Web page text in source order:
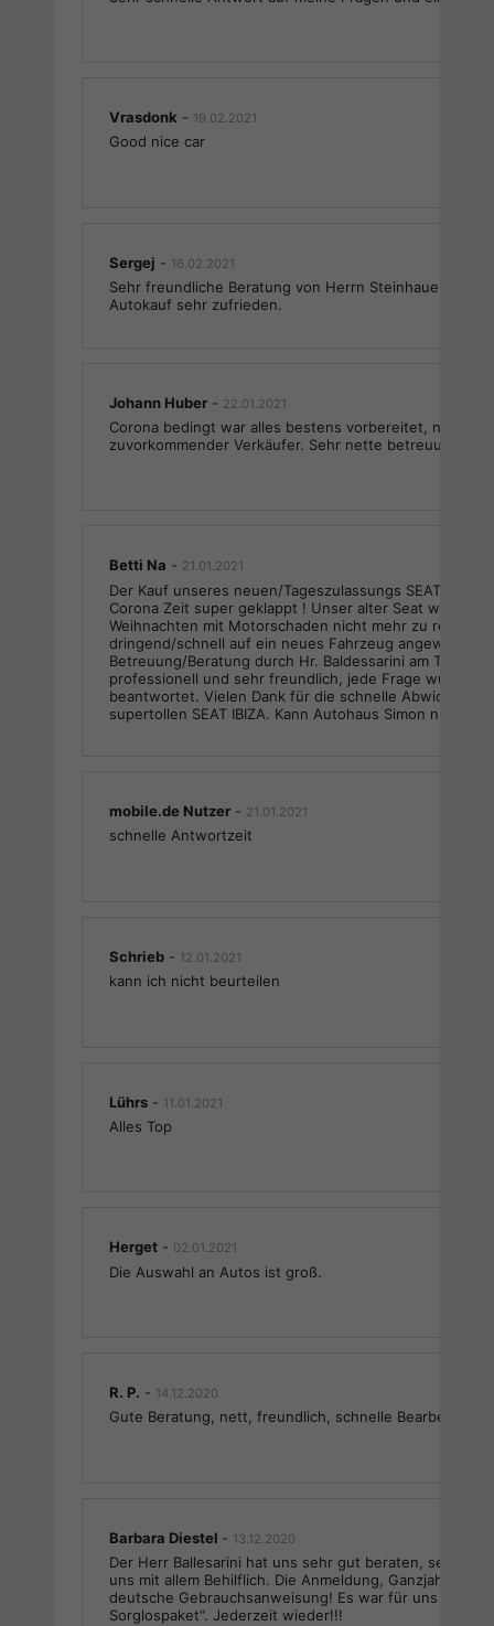
Vrasdonk - 19.02.2021
Good nice car
Sergej - 16.02.2021
Sehr freundliche Beratung von Herrn Steinhauer. Wir
Autokauf sehr zufrieden.
Johann Huber - 22.01.2021
Corona bedingt war alles bestens vorbereitet, netter
zuvorkommender Verkäufer. Sehr nette betreuung.
Betti Na - 21.01.2021
Der Kauf unseres neuen/Tageszulassungs SEAT IBIZA
Corona Zeit super geklappt ! Unser alter Seat war kurz
Weihnachten mit Motorschaden nicht mehr zu
dringend/schnell auf ein neues Fahrzeug angewiesen.
Betreuung/Beratung durch Hr. Baldessarini am Telefon
professionell und sehr freundlich, jede Frage wurde
beantwortet. Vielen Dank für die schnelle Abwicklung
supertollen SEAT IBIZA. Kann Autohaus Simon nur
mobile.de Nutzer - 21.01.2021
schnelle Antwortzeit
Schrieb - 12.01.2021
kann ich nicht beurteilen
Lührs - 11.01.2021
Alles Top
Herget - 02.01.2021
Die Auswahl an Autos ist groß.
R. P. - 14.12.2020
Gute Beratung, nett, freundlich, schnelle Bearbeitung.
Barbara Diestel - 13.12.2020
Der Herr Ballesarini hat uns sehr gut beraten, sehr
uns mit allem Behilflich. Die Anmeldung,
deutsche Gebrauchsanweisung! Es war für uns ein
Sorglospaket". Jederzeit wieder!!!